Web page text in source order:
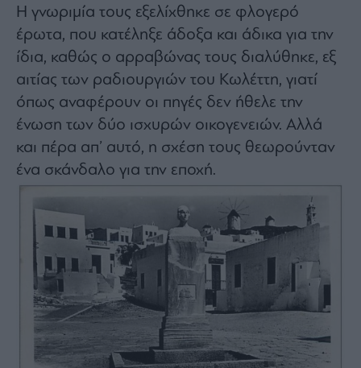
Η γνωριμία τους εξελίχθηκε σε φλογερό
έρωτα, που κατέληξε άδοξα και άδικα για την
ίδια, καθώς ο αρραβώνας τους διαλύθηκε, εξ
αιτίας των ραδιουργιών του Κωλέττη, γιατί
όπως αναφέρουν οι πηγές δεν ήθελε την
ένωση των δύο ισχυρών οικογενειών. Αλλά
και πέρα απ’ αυτό, η σχέση τους θεωρούνταν
ένα σκάνδαλο για την εποχή.